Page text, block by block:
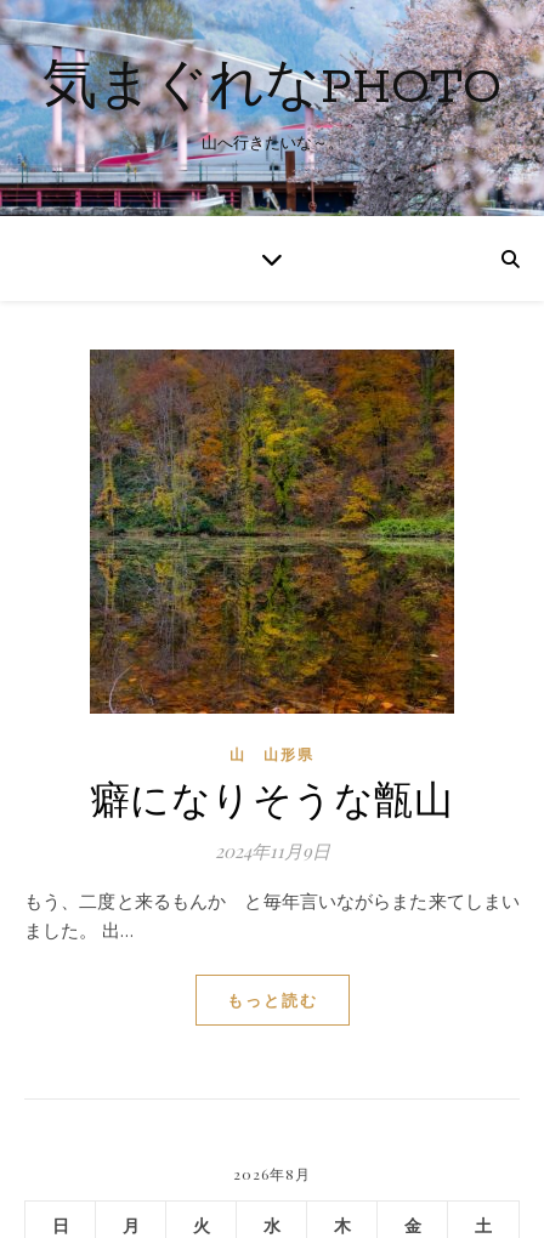
気まぐれなPHOTO
山へ行きたいな～。
山 山形県
癖になりそうな甑山
2024年11月9日
もう、二度と来るもんか と毎年言いながらまた来てしまい
ました。 出…
もっと読む
2026年8月
日 月 火 水 木 金 土